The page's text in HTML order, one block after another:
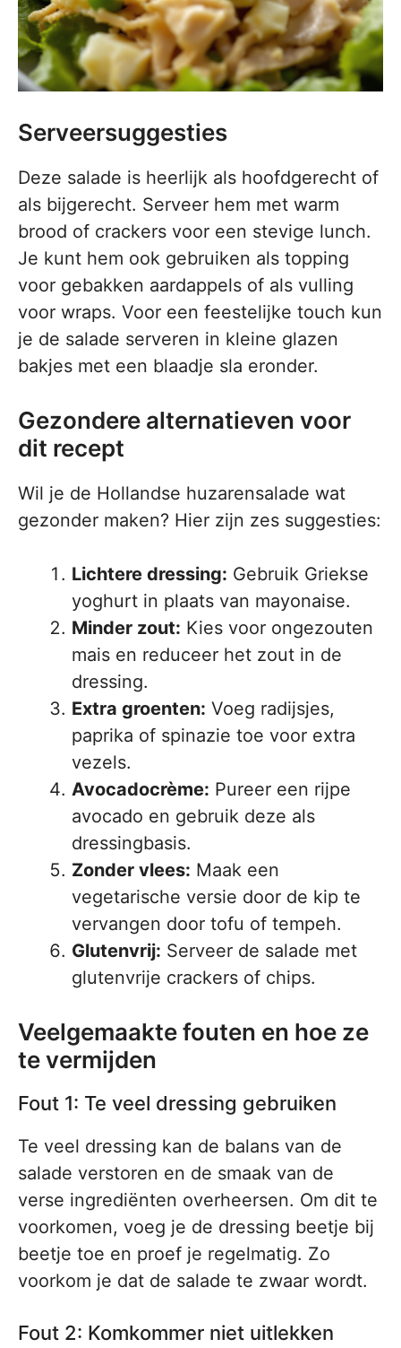
Serveersuggesties
Deze salade is heerlijk als hoofdgerecht of
als bijgerecht. Serveer hem met warm
brood of crackers voor een stevige lunch.
Je kunt hem ook gebruiken als topping
voor gebakken aardappels of als vulling
voor wraps. Voor een feestelijke touch kun
je de salade serveren in kleine glazen
bakjes met een blaadje sla eronder.
Gezondere alternatieven voor
dit recept
Wil je de Hollandse huzarensalade wat
gezonder maken? Hier zijn zes suggesties:
Lichtere dressing: Gebruik Griekse
yoghurt in plaats van mayonaise.
Minder zout: Kies voor ongezouten
mais en reduceer het zout in de
dressing.
Extra groenten: Voeg radijsjes,
paprika of spinazie toe voor extra
vezels.
Avocadocrème: Pureer een rijpe
avocado en gebruik deze als
dressingbasis.
Zonder vlees: Maak een
vegetarische versie door de kip te
vervangen door tofu of tempeh.
Glutenvrij: Serveer de salade met
glutenvrije crackers of chips.
Veelgemaakte fouten en hoe ze
te vermijden
Fout 1: Te veel dressing gebruiken
Te veel dressing kan de balans van de
salade verstoren en de smaak van de
verse ingrediënten overheersen. Om dit te
voorkomen, voeg je de dressing beetje bij
beetje toe en proef je regelmatig. Zo
voorkom je dat de salade te zwaar wordt.
Fout 2: Komkommer niet uitlekken